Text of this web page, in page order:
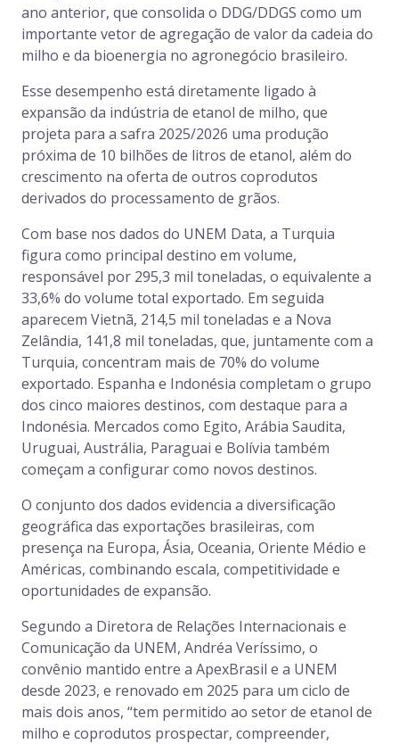
ano anterior, que consolida o DDG/DDGS como um
importante vetor de agregação de valor da cadeia do
milho e da bioenergia no agronegócio brasileiro.
Esse desempenho está diretamente ligado à
expansão da indústria de etanol de milho, que
projeta para a safra 2025/2026 uma produção
próxima de 10 bilhões de litros de etanol, além do
crescimento na oferta de outros coprodutos
derivados do processamento de grãos.
Com base nos dados do UNEM Data, a Turquia
figura como principal destino em volume,
responsável por 295,3 mil toneladas, o equivalente a
33,6% do volume total exportado. Em seguida
aparecem Vietnã, 214,5 mil toneladas e a Nova
Zelândia, 141,8 mil toneladas, que, juntamente com a
Turquia, concentram mais de 70% do volume
exportado. Espanha e Indonésia completam o grupo
dos cinco maiores destinos, com destaque para a
Indonésia. Mercados como Egito, Arábia Saudita,
Uruguai, Austrália, Paraguai e Bolívia também
começam a configurar como novos destinos.
O conjunto dos dados evidencia a diversificação
geográfica das exportações brasileiras, com
presença na Europa, Ásia, Oceania, Oriente Médio e
Américas, combinando escala, competitividade e
oportunidades de expansão.
Segundo a Diretora de Relações Internacionais e
Comunicação da UNEM, Andréa Veríssimo, o
convênio mantido entre a ApexBrasil e a UNEM
desde 2023, e renovado em 2025 para um ciclo de
mais dois anos, “tem permitido ao setor de etanol de
milho e coprodutos prospectar, compreender,